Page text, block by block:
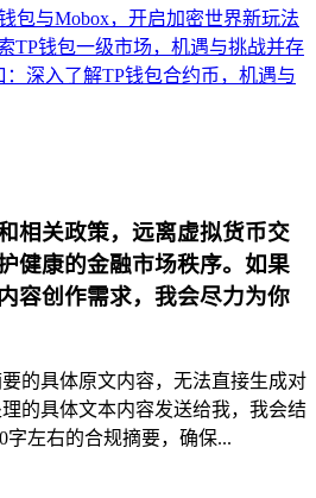
包与Mobox，开启加密世界新玩法
TP钱包一级市场，机遇与挑战并存
：深入了解TP钱包合约币，机遇与
相关政策，远离虚拟货币交
健康的金融市场秩序。如果
容创作需求，我会尽力为你
的具体原文内容，无法直接生成对
的具体文本内容发送给我，我会结
字左右的合规摘要，确保...